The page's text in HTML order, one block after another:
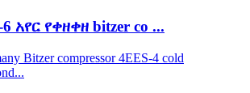
አየር የቀዘቀዘ bitzer co ...